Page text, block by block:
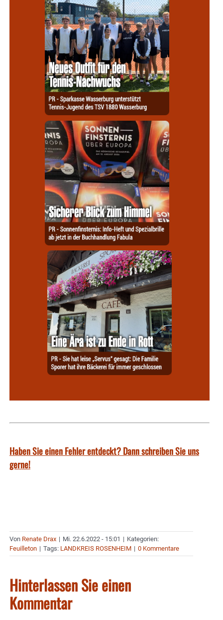
Haben Sie einen Fehler entdeckt? Dann schreiben Sie uns
gerne!
Von Renate Drax | Mi. 22.6.2022 - 15:01 | Kategorien:
Feuilleton | Tags: LANDKREIS ROSENHEIM | 0 Kommentare
Hinterlassen Sie einen
Kommentar